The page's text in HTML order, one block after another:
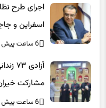
اسفراین و
6 ساعت پیش
مشارکت
6 ساعت پیش